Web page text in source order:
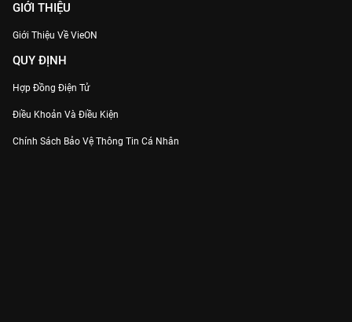
GIỚI THIỆU
Giới Thiệu Về VieON
QUY ĐỊNH
Hợp Đồng Điện Tử
Điều Khoản Và Điều Kiện
Chính Sách Bảo Vệ Thông Tin Cá Nhân